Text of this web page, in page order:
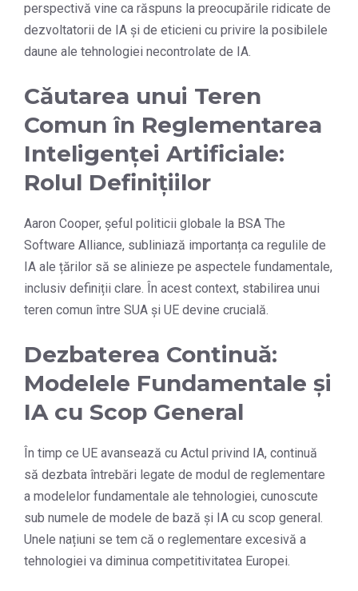
perspectivă vine ca răspuns la preocupările ridicate de
dezvoltatorii de IA și de eticieni cu privire la posibilele
daune ale tehnologiei necontrolate de IA.
Căutarea unui Teren
Comun în Reglementarea
Inteligenței Artificiale:
Rolul Definițiilor
Aaron Cooper, șeful politicii globale la BSA The
Software Alliance, subliniază importanța ca regulile de
IA ale țărilor să se alinieze pe aspectele fundamentale,
inclusiv definiții clare. În acest context, stabilirea unui
teren comun între SUA și UE devine crucială.
Dezbaterea Continuă:
Modelele Fundamentale și
IA cu Scop General
În timp ce UE avansează cu Actul privind IA, continuă
să dezbata întrebări legate de modul de reglementare
a modelelor fundamentale ale tehnologiei, cunoscute
sub numele de modele de bază și IA cu scop general.
Unele națiuni se tem că o reglementare excesivă a
tehnologiei va diminua competitivitatea Europei.